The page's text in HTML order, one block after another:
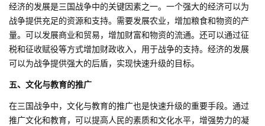
经济的发展是三国战争中的关键因素之一。一个强大的经济可以为
战争提供充足的资源和支持。需要发展农业，增加粮食和物资的产
量。可以发展商业和贸易，增加财富和物资的流通。还可以通过征
税和征收赋役等方式增加财政收入，用于战争的支持。经济的发展
可以为战争提供强大的后盾，实现快速升级的目标。
五、文化与教育的推广
在三国战争中，文化与教育的推广也是快速升级的重要手段。通过
推广文化和教育，可以提高人民的素质和文化水平，增强势力的凝